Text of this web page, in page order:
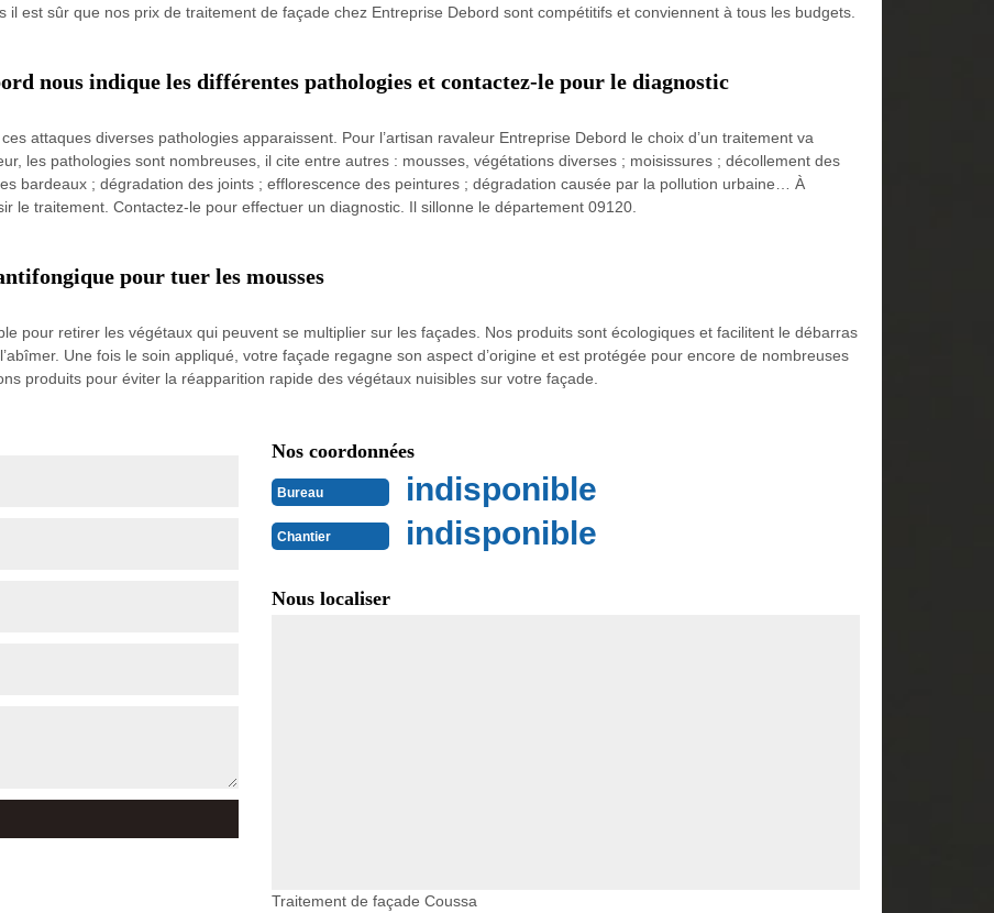
est sûr que nos prix de traitement de façade chez Entreprise Debord sont compétitifs et conviennent à tous les budgets.
nous indique les différentes pathologies et contactez-le pour le diagnostic
attaques diverses pathologies apparaissent. Pour l’artisan ravaleur Entreprise Debord le choix d’un traitement va
les pathologies sont nombreuses, il cite entre autres : mousses, végétations diverses ; moisissures ; décollement des
bardeaux ; dégradation des joints ; efflorescence des peintures ; dégradation causée par la pollution urbaine… À
le traitement. Contactez-le pour effectuer un diagnostic. Il sillonne le département 09120.
pour tuer les mousses
pour retirer les végétaux qui peuvent se multiplier sur les façades. Nos produits sont écologiques et facilitent le débarras
Une fois le soin appliqué, votre façade regagne son aspect d’origine et est protégée pour encore de nombreuses
produits pour éviter la réapparition rapide des végétaux nuisibles sur votre façade.
Nos coordonnées
Bureau indisponible
Chantier indisponible
Nous localiser
Traitement de façade Coussa